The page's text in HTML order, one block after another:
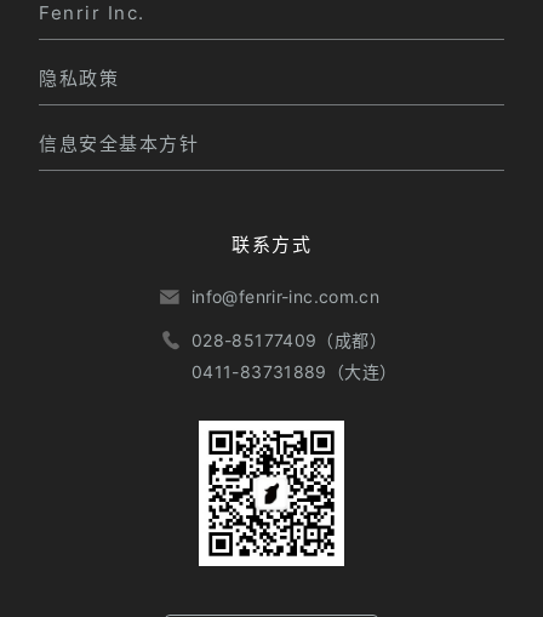
Fenrir Inc.
隐私政策
信息安全基本方针
联系方式
info@fenrir-inc.com.cn
028-85177409（成都）
0411-83731889（大连）